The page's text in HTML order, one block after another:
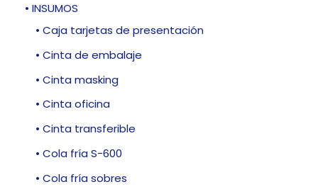
• INSUMOS
• Caja tarjetas de presentación
• Cinta de embalaje
• Cinta masking
• Cinta oficina
• Cinta transferible
• Cola fría S-600
• Cola fría sobres